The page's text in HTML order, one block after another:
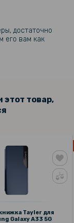
достаточно
его вам как
этот товар,
Tayler для
Galaxy A33 5G